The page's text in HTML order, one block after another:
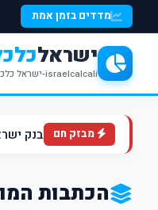
מדדים בזמן אמת
ישראל
israelcalcali-ישראל כלכלי – פורטל כלכלה ונדל''ן-מחפשים חדשות כלכליות עדכניות? האתר ישראל כלכלי מציע עדכונים וחדשות שבתחומי הכלכלה הפיננסים והנדל''ן
מבזק חם בנק ישראל
הכתבות